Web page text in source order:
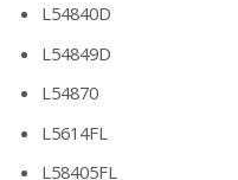
L54840D
L54849D
L54870
L5614FL
L58405FL